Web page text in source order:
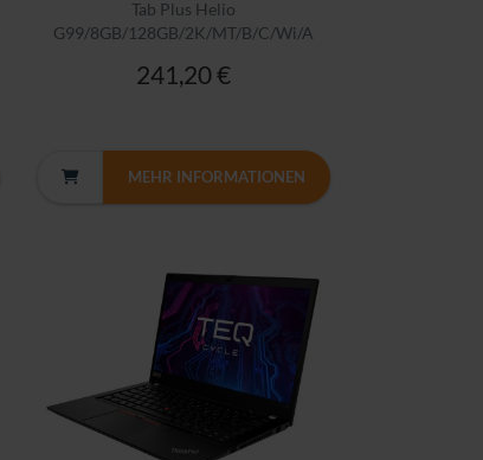
Tab Plus Helio
G99/8GB/128GB/2K/MT/B/C/Wi/A
241,20 €
MEHR INFORMATIONEN